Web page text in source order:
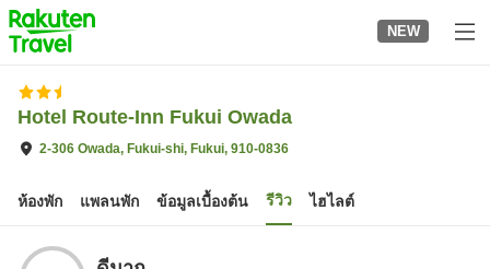
to
top
page
NEW
Hotel Route-Inn Fukui Owada
2-306 Owada, Fukui-shi, Fukui, 910-0836
ห้องพัก แพลนพัก ข้อมูลเบื้องต้น รีวิว ไฮไลต์